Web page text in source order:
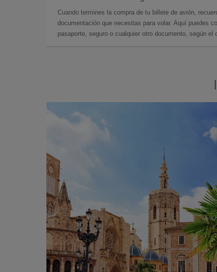
Cuando termines la compra de tu billete de avión,
documentación que necesitas para volar. Aquí puedes
pasaporte, seguro o cualquier otro documento, según el